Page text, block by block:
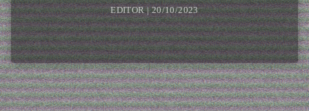
EDITOR | 20/10/2023